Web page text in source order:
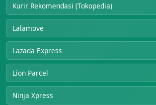
Kurir Rekomendasi (Tokopedia)
Lalamove
Lazada Express
Lion Parcel
Ninja Xpress